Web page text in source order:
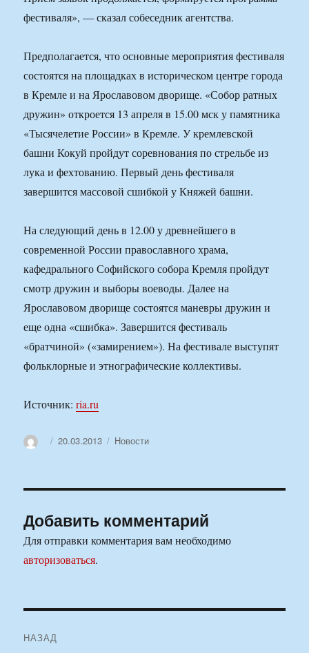
фестиваля», — сказал собеседник агентства.
Предполагается, что основные мероприятия фестиваля
состоятся на площадках в историческом центре города
в Кремле и на Ярославовом дворище. «Собор ратных
дружин» откроется 13 апреля в 15.00 мск у памятника
«Тысячелетие России» в Кремле. У кремлевской
башни Кокуй пройдут соревнования по стрельбе из
лука и фехтованию. Первый день фестиваля
завершится массовой сшибкой у Княжей башни.
На следующий день в 12.00 у древнейшего в
современной России православного храма,
кафедрального Софийского собора Кремля пройдут
смотр дружин и выборы воеводы. Далее на
Ярославовом дворище состоятся маневры дружин и
еще одна «сшибка». Завершится фестиваль
«братчиной» («замирением»). На фестивале выступят
фольклорные и этнографические коллективы.
Источник:ria.ru
АвторОпубликовано
20.03.2013 Рубрики
Новости
Добавить комментарий
Для отправки комментария вам необходимо
авторизоваться.
НАЗАД